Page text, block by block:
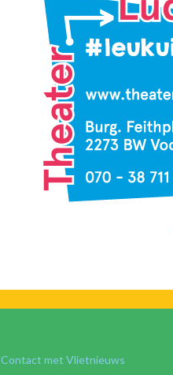
Contact met Vlietnieuws